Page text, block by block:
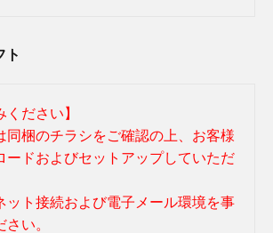
ト
ださい】
同梱のチラシをご確認の上、お客様
ードおよびセットアップしていただ
ット接続および電子メール環境を事
い。